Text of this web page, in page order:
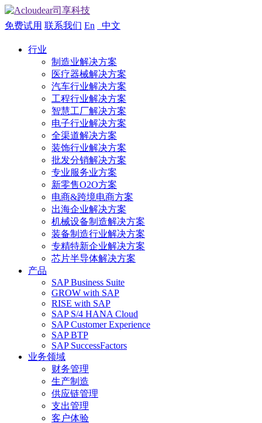
免费试用 联系我们 En 中文
行业
制造业解决方案
医疗器械解决方案
汽车行业解决方案
工程行业解决方案
智慧工厂解决方案
电子行业解决方案
全渠道解决方案
装饰行业解决方案
批发分销解决方案
专业服务业方案
新零售O2O方案
电商&跨境电商方案
出海企业解决方案
机械设备制造解决方案
装备制造行业解决方案
专精特新企业解决方案
芯片半导体解决方案
产品
SAP Business Suite
GROW with SAP
RISE with SAP
SAP S/4 HANA Cloud
SAP Customer Experience
SAP BTP
SAP SuccessFactors
业务领域
财务管理
生产制造
供应链管理
支出管理
客户体验